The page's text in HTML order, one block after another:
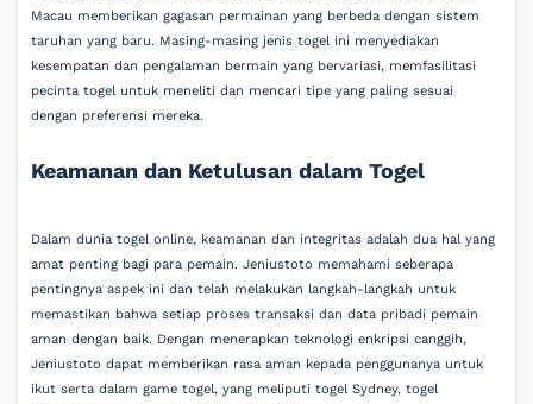
Macau memberikan gagasan permainan yang berbeda dengan sistem
taruhan yang baru. Masing-masing jenis togel ini menyediakan
kesempatan dan pengalaman bermain yang bervariasi, memfasilitasi
pecinta togel untuk meneliti dan mencari tipe yang paling sesuai
dengan preferensi mereka.
Keamanan dan Ketulusan dalam Togel
Dalam dunia togel online, keamanan dan integritas adalah dua hal yang
amat penting bagi para pemain. Jeniustoto memahami seberapa
pentingnya aspek ini dan telah melakukan langkah-langkah untuk
memastikan bahwa setiap proses transaksi dan data pribadi pemain
aman dengan baik. Dengan menerapkan teknologi enkripsi canggih,
Jeniustoto dapat memberikan rasa aman kepada penggunanya untuk
ikut serta dalam game togel, yang meliputi togel Sydney, togel